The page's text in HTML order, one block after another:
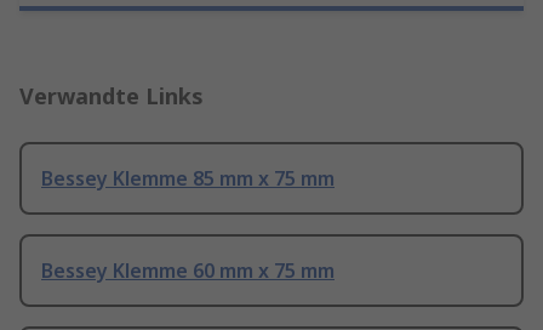
Verwandte Links
Bessey Klemme 85 mm x 75 mm
Bessey Klemme 60 mm x 75 mm